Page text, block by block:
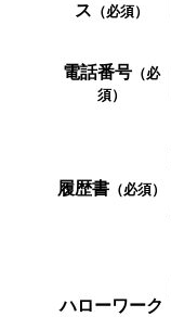
ス （必須）
電話番号 （必
須）
履歴書 （必須）
ハローワーク